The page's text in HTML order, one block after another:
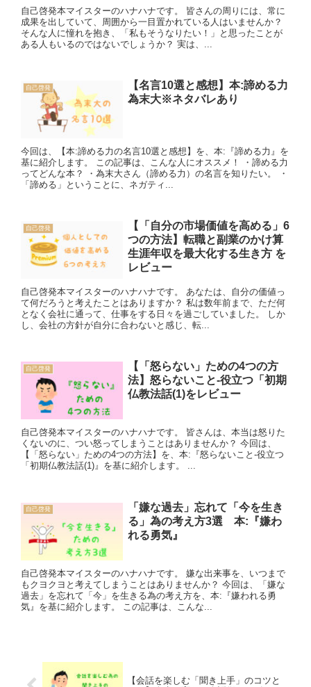
自己啓発本マイスターのハナハナです。 皆さんの周りには、常に
成果を出していて、周囲から一目置かれている人はいませんか？
そんな人に憧れを抱き、「私もそうなりたい！」と思ったことが
ある人もいるのではないでしょうか？ 実は、...
自己啓発
【名言10選と感想】本:諦める力
為末大※ネタバレあり
今回は、【本:諦める力の名言10選と感想】を、本:『諦める力』を
基に紹介します。 この記事は、こんな人にオススメ！ ・諦める力
ってどんな本？ ・為末大さん（諦める力）の名言を知りたい。 ・
「諦める」ということに、ネガティ...
自己啓発
【「自分の市場価値を高める」6
つの方法】転職と副業のかけ算
生涯年収を最大化する生き方 を
レビュー
自己啓発本マイスターのハナハナです。 あなたは、自分の価値っ
て何だろうと考えたことはありますか？ 私は数年前まで、ただ何
となく会社に通って、仕事をする日々を過ごしていました。 しか
し、会社の方針が自分に合わないと感じ、転...
自己啓発
【「怒らない」ための4つの方
法】怒らないこと-役立つ「初期
仏教法話(1)をレビュー
自己啓発本マイスターのハナハナです。 皆さんは、本当は怒りた
くないのに、つい怒ってしまうことはありませんか？ 今回は、
【「怒らない」ための4つの方法】を、本:『怒らないこと-役立つ
「初期仏教法話(1)』を基に紹介します。 ...
自己啓発
「嫌な過去」忘れて「今を生き
る」為の考え方3選 本:『嫌わ
れる勇気』
自己啓発本マイスターのハナハナです。 嫌な出来事を、いつまで
もクヨクヨと考えてしまうことはありませんか？ 今回は、「嫌な
過去」を忘れて「今」を生きる為の考え方を、本:『嫌われる勇
気』を基に紹介します。 この記事は、こんな...
【会話を楽しむ「聞き上手」のコツと